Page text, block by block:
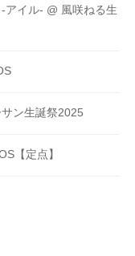
アイル- @ 風咲ねる生
ン生誕祭2025
【定点】